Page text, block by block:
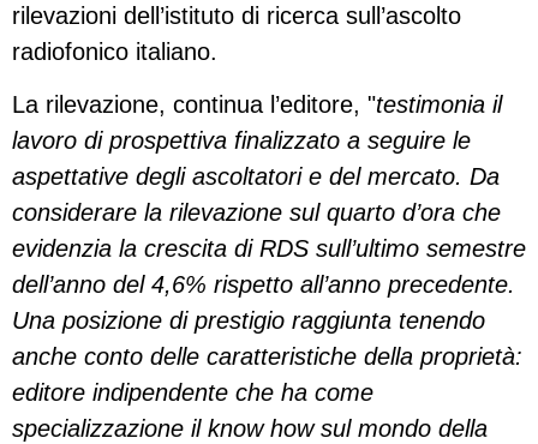
rilevazioni dell’istituto di ricerca sull’ascolto
radiofonico italiano.
La rilevazione, continua l’editore, "testimonia il
lavoro di prospettiva finalizzato a seguire le
aspettative degli ascoltatori e del mercato. Da
considerare la rilevazione sul quarto d’ora che
evidenzia la crescita di RDS sull’ultimo semestre
dell’anno del 4,6% rispetto all’anno precedente.
Una posizione di prestigio raggiunta tenendo
anche conto delle caratteristiche della proprietà:
editore indipendente che ha come
specializzazione il know how sul mondo della